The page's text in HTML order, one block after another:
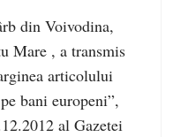
din Voivodina,
Mare , a transmis
articolului
bani europeni”,
al Gazetei